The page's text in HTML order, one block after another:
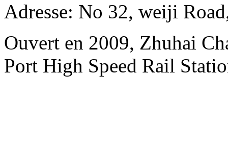
Adresse: No 32, weiji
Ouvert en 2009, Zhuhai
Port High Speed Rail